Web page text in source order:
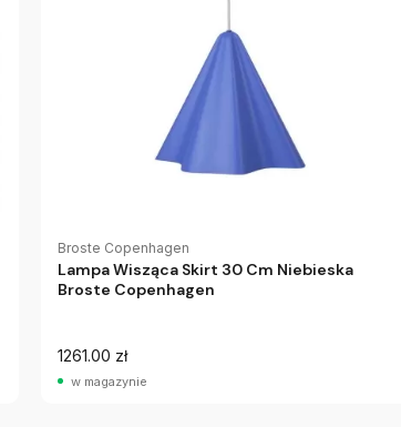
Broste Copenhagen
Lampa Wisząca Skirt 30 Cm Niebieska
Broste Copenhagen
1261.00 zł
w magazynie